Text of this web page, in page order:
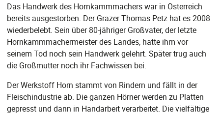
Das Handwerk des Hornkammmachers war in Österreich
bereits ausgestorben. Der Grazer Thomas Petz hat es 2008
wiederbelebt. Sein über 80-jähriger Großvater, der letzte
Hornkammmachermeister des Landes, hatte ihm vor
seinem Tod noch sein Handwerk gelehrt. Später trug auch
die Großmutter noch ihr Fachwissen bei.
Der Werkstoff Horn stammt von Rindern und fällt in der
Fleischindustrie ab. Die ganzen Hörner werden zu Platten
gepresst und dann in Handarbeit verarbeitet. Die vielfältige